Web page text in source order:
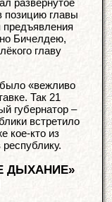
позицию главы
предъявления
Бичелдею,
главу
«вежливо
Так 21
губернатор –
встретило
кое-кто из
ДЫХАНИЕ»